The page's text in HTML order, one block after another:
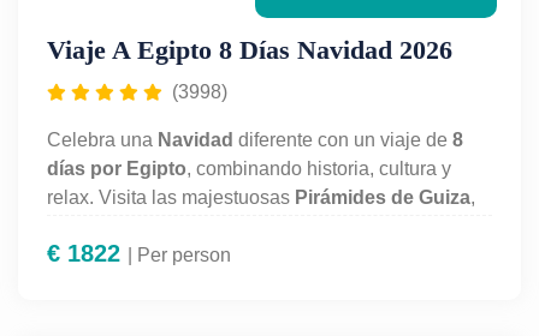
Viaje A Egipto 8 Días Navidad 2026
(3998)
Celebra una Navidad diferente con un viaje de 8
días por Egipto, combinando historia, cultura y
relax. Visita las majestuosas Pirámides de Guiza,
uncrucero por el Nilo
€ 1822 | Per person